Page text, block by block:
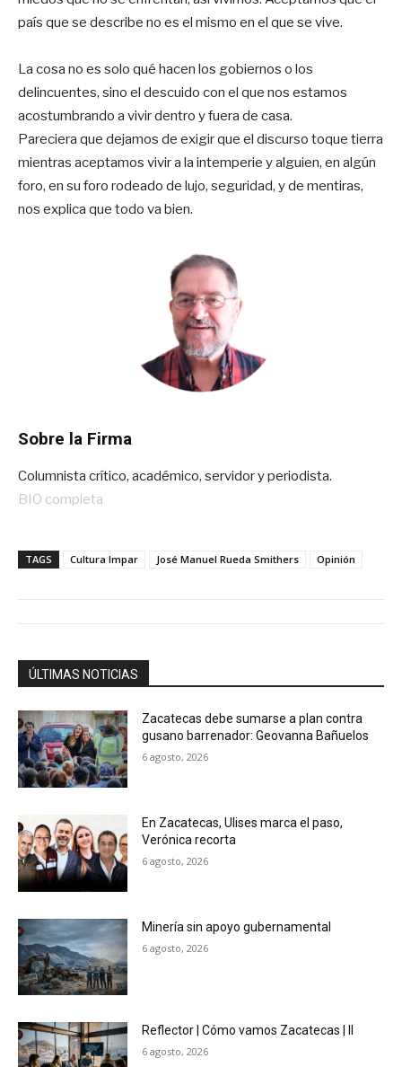
país que se describe no es el mismo en el que se vive.
La cosa no es solo qué hacen los gobiernos o los
delincuentes, sino el descuido con el que nos estamos
acostumbrando a vivir dentro y fuera de casa.
Pareciera que dejamos de exigir que el discurso toque tierra
mientras aceptamos vivir a la intemperie y alguien, en algún
foro, en su foro rodeado de lujo, seguridad, y de mentiras,
nos explica que todo va bien.
Sobre la Firma
Columnista crítico, académico, servidor y periodista.
BIO completa
TAGS Cultura Impar José Manuel Rueda Smithers Opinión
ÚLTIMAS NOTICIAS
Zacatecas debe sumarse a plan contra
gusano barrenador: Geovanna Bañuelos
6 agosto, 2026
En Zacatecas, Ulises marca el paso,
Verónica recorta
6 agosto, 2026
Minería sin apoyo gubernamental
6 agosto, 2026
Reflector | Cómo vamos Zacatecas | II
6 agosto, 2026